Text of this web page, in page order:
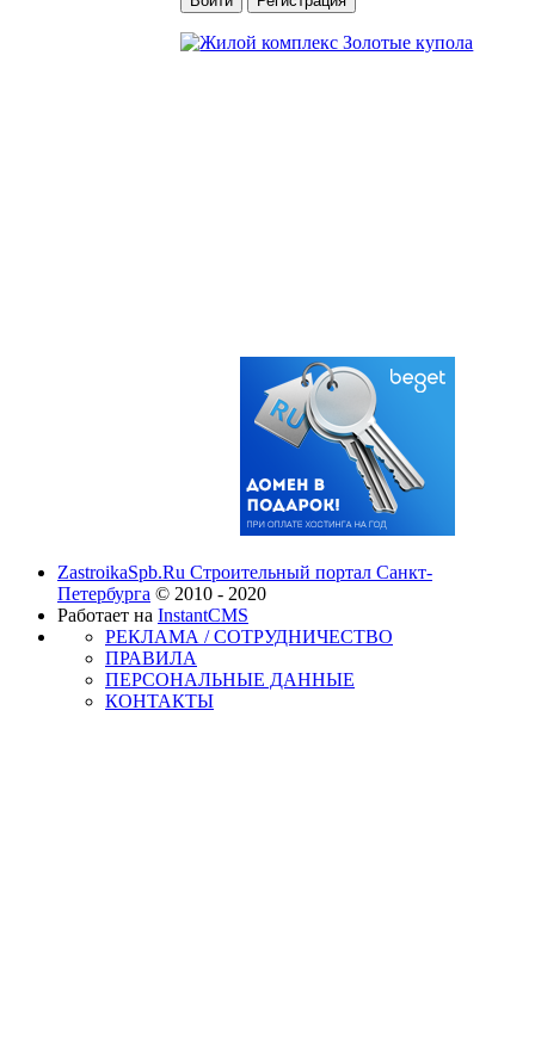
ZastroikaSpb.Ru Строительный портал Санкт-
Петербурга © 2010 - 2020
Работает на InstantCMS
РЕКЛАМА / СОТРУДНИЧЕСТВО
ПРАВИЛА
ПЕРСОНАЛЬНЫЕ ДАННЫЕ
КОНТАКТЫ